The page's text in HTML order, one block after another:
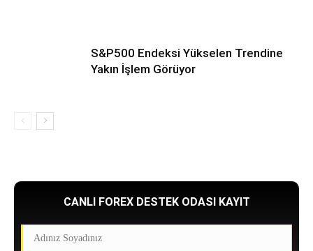
S&P500 Endeksi Yükselen Trendine
Yakın İşlem Görüyor
CANLI FOREX DESTEK ODASI KAYIT